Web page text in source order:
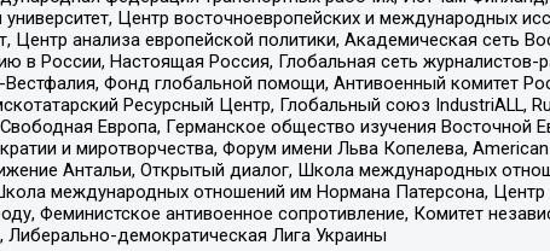
Центр восточноевропейских и международных
анализа европейской политики, Академическая сеть
в России, Настоящая Россия, Глобальная сеть
Фонд глобальной помощи, Антивоенный комитет
Ресурсный Центр, Глобальный союз IndustriALL,
Европа, Германское общество изучения Восточной
и миротворчества, Форум имени Льва Копелева,
Антальи, Открытый диалог, Школа международных
международных отношений им Нормана Патерсона,
Феминистское антивоенное сопротивление, Комитет
демократическая Лига Украины